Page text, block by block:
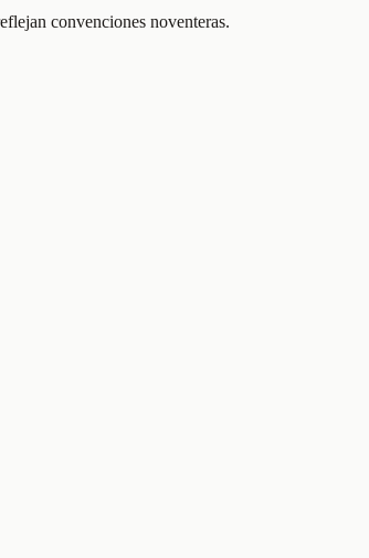
convenciones noventeras.